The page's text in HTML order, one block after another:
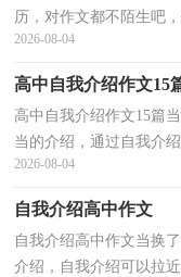
历，对作文都不陌生吧
动。为了让您在写作文
2026-08-04
高中自我介绍作文15
高中自我介绍作文15篇
当的介绍，通过自我介
绍随便应付就可以，下
2026-08-04
自我介绍高中作文
自我介绍高中作文当换
介绍，自我介绍可以拉